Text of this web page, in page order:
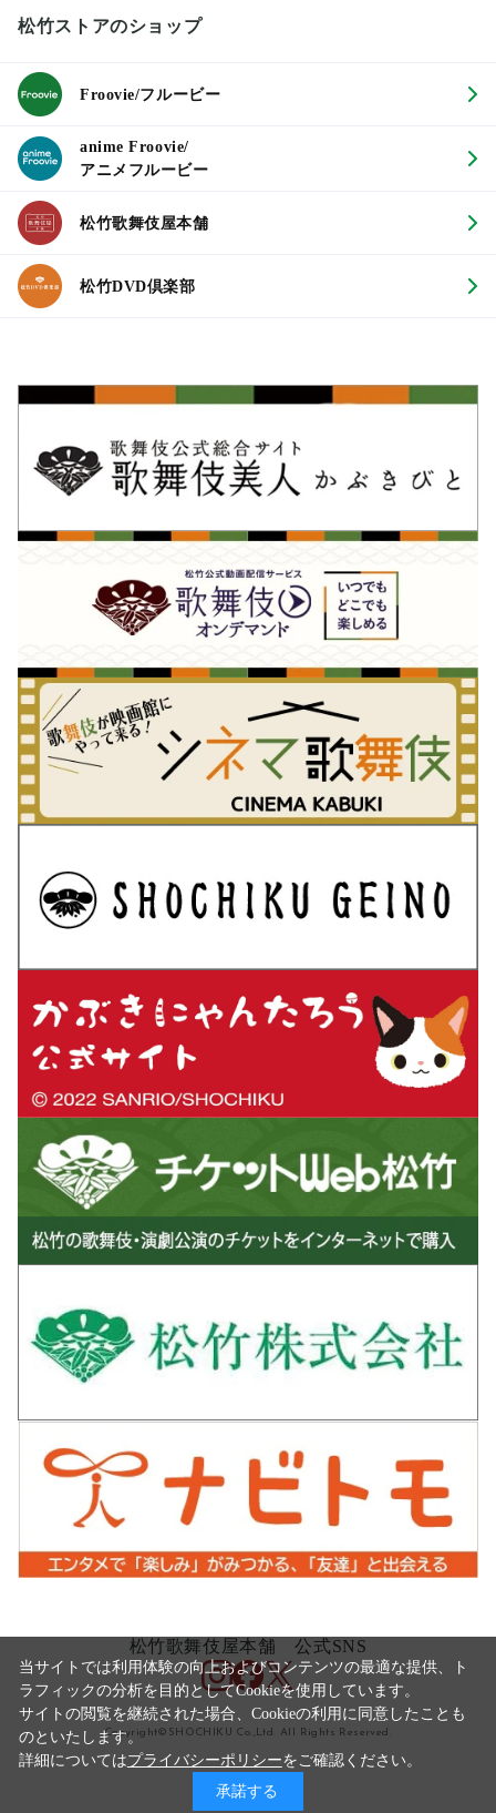
松竹ストアのショップ
Froovie/フルービー
anime Froovie/
アニメフルービー
松竹歌舞伎屋本舗
松竹DVD倶楽部
松竹歌舞伎屋本舗 公式SNS
Copyright©SHOCHIKU Co.,Ltd. All Rights Reserved.
当サイトでは利用体験の向上およびコンテンツの最適な提供、ト
ラフィックの分析を目的としてCookieを使用しています。
サイトの閲覧を継続された場合、Cookieの利用に同意したことも
のといたします。
詳細についてはプライバシーポリシーをご確認ください。
承諾する